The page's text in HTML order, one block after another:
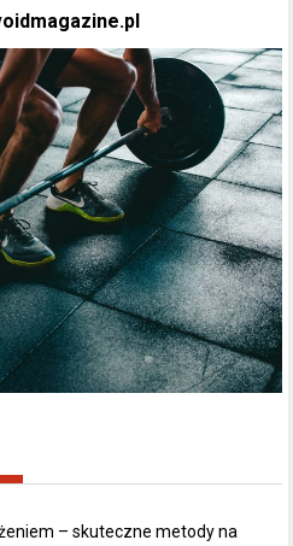
– skuteczne metody na